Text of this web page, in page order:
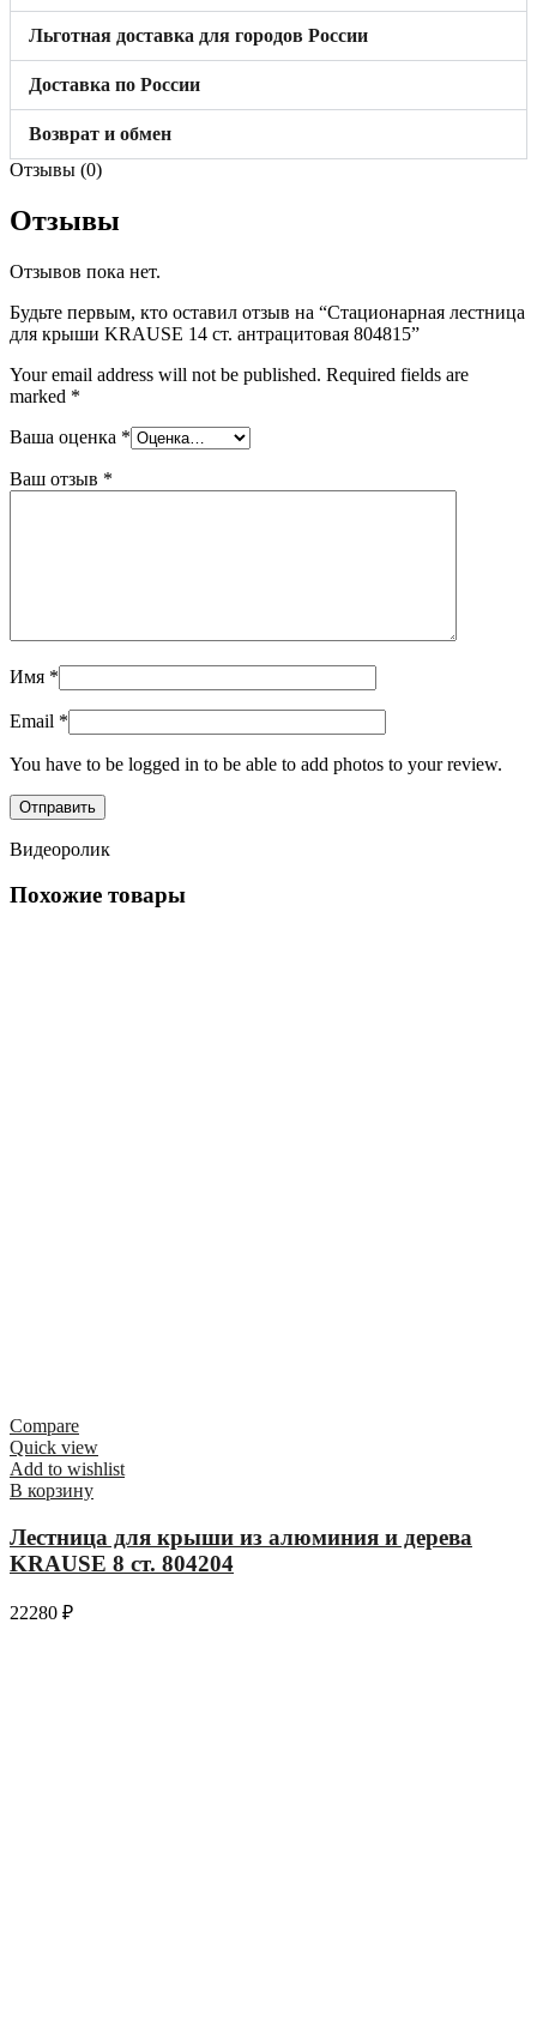
Льготная доставка для городов России
Доставка по России
Возврат и обмен
Отзывы (0)
Отзывы
Отзывов пока нет.
Будьте первым, кто оставил отзыв на “Стационарная лестница
для крыши KRAUSE 14 ст. антрацитовая 804815”
Your email address will not be published. Required fields are
marked *
Ваша оценка *
Ваш отзыв *
Имя *
Email *
You have to be logged in to be able to add photos to your review.
Видеоролик
Похожие товары
Compare
Quick view
Add to wishlist
В корзину
Лестница для крыши из алюминия и дерева
KRAUSE 8 ст. 804204
22280 ₽